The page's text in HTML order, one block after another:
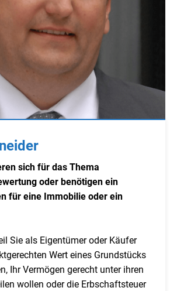
sich für das Thema
oder benötigen ein
für eine Immobilie oder ein
Sie als Eigentümer oder Käufer
Wert eines Grundstücks
Ihr Vermögen gerecht unter ihren
wollen oder die Erbschaftsteuer